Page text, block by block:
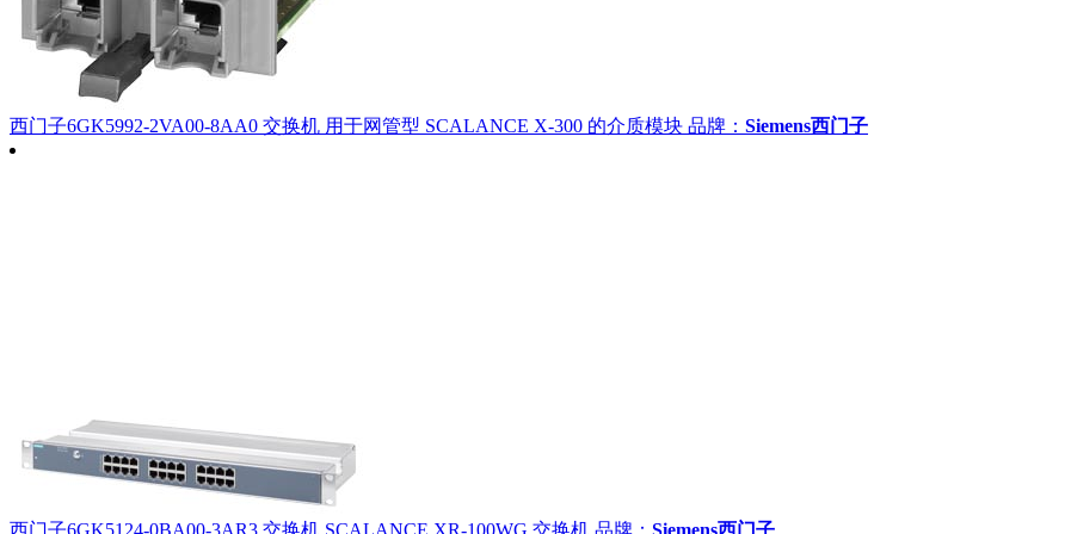
西门子6GK5992-2VA00-8AA0 交换机 用于网管型 SCALANCE X-300 的介质模块 品牌： Siemens西门子
西门子6GK5124-0BA00-3AR3 交换机 SCALANCE XR-100WG 交换机 品牌： Siemens西门子